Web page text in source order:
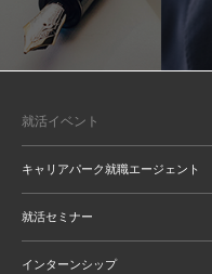
就活イベント
キャリアパーク就職エージェント
就活セミナー
インターンシップ